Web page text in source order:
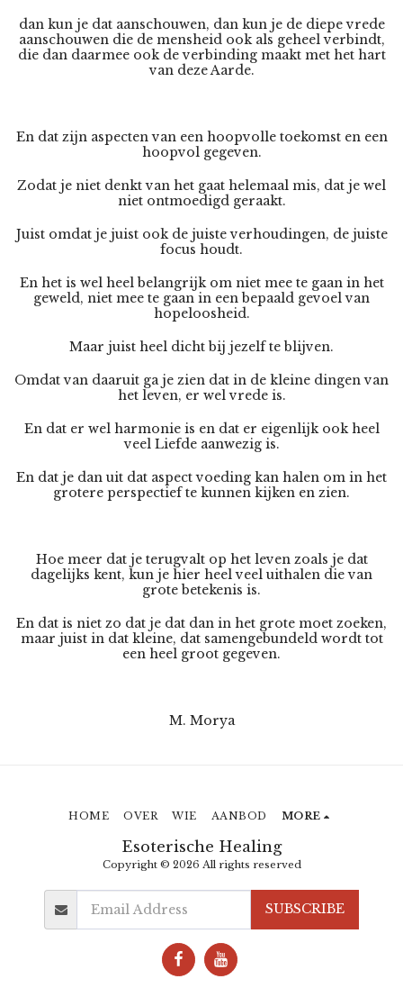
dan kun je dat aanschouwen, dan kun je de diepe vrede
aanschouwen die de mensheid ook als geheel verbindt,
die dan daarmee ook de verbinding maakt met het hart
van deze Aarde.
En dat zijn aspecten van een hoopvolle toekomst en een
hoopvol gegeven.
Zodat je niet denkt van het gaat helemaal mis, dat je wel
niet ontmoedigd geraakt.
Juist omdat je juist ook de juiste verhoudingen, de juiste
focus houdt.
En het is wel heel belangrijk om niet mee te gaan in het
geweld, niet mee te gaan in een bepaald gevoel van
hopeloosheid.
Maar juist heel dicht bij jezelf te blijven.
Omdat van daaruit ga je zien dat in de kleine dingen van
het leven, er wel vrede is.
En dat er wel harmonie is en dat er eigenlijk ook heel
veel Liefde aanwezig is.
En dat je dan uit dat aspect voeding kan halen om in het
grotere perspectief te kunnen kijken en zien.
Hoe meer dat je terugvalt op het leven zoals je dat
dagelijks kent, kun je hier heel veel uithalen die van
grote betekenis is.
En dat is niet zo dat je dat dan in het grote moet zoeken,
maar juist in dat kleine, dat samengebundeld wordt tot
een heel groot gegeven.
M. Morya
Esoterische Healing
Copyright © 2026 All rights reserved
HOME OVER WIE AANBOD MORE
SUBSCRIBE